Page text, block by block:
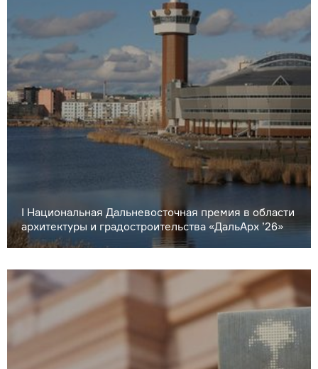
I Национальная Дальневосточная премия в области
архитектуры и градостроительства «ДальАрх ’26»